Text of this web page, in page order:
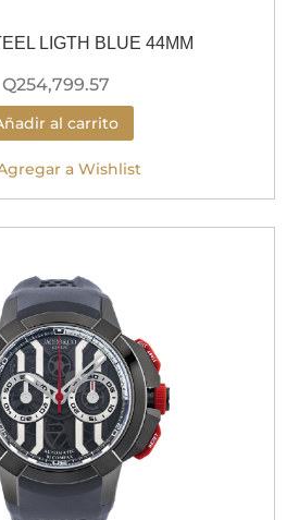
LIGTH BLUE 44MM
Q254,799.57
al carrito
a Wishlist